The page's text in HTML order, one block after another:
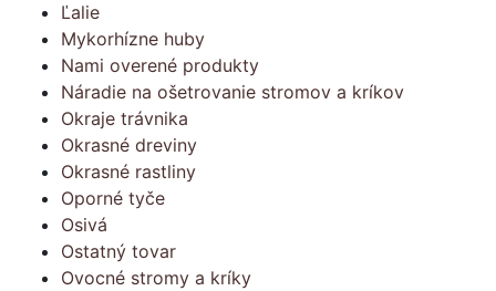
Ľalie
Mykorhízne huby
Nami overené produkty
Náradie na ošetrovanie stromov a kríkov
Okraje trávnika
Okrasné dreviny
Okrasné rastliny
Oporné tyče
Osivá
Ostatný tovar
Ovocné stromy a kríky